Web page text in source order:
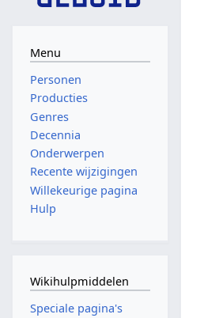
Menu
Personen
Producties
Genres
Decennia
Onderwerpen
Recente wijzigingen
Willekeurige pagina
Hulp
Wikihulpmiddelen
Speciale pagina's